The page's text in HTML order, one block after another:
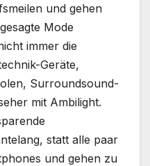
und gehen
Mode
immer die
Geräte,
Surroundsound-
mit Ambilight.
statt alle paar
und gehen zu